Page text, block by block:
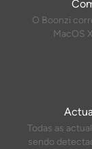
O Boonzi
MacOS
Todas as
sendo